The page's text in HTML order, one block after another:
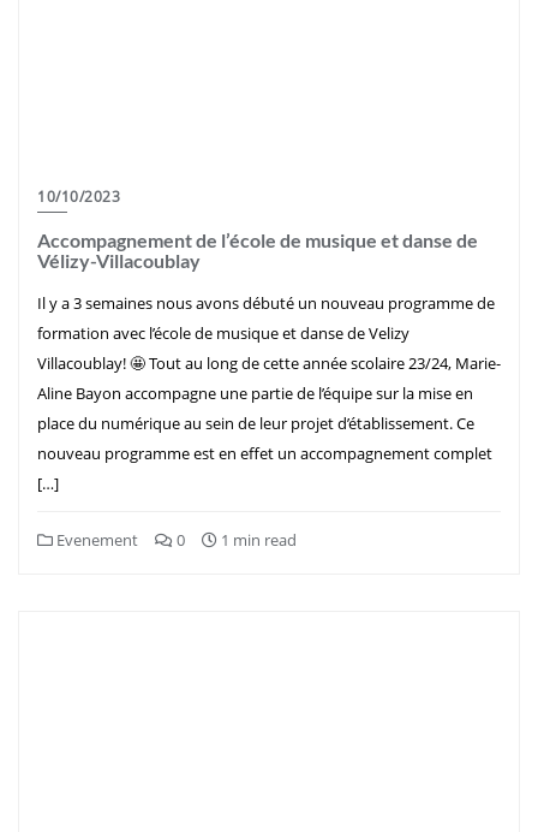
10/10/2023
Accompagnement de l’école de musique et danse de
Vélizy-Villacoublay
Il y a 3 semaines nous avons débuté un nouveau programme de
formation avec l’école de musique et danse de Velizy
Villacoublay! 🤩 Tout au long de cette année scolaire 23/24, Marie-
Aline Bayon accompagne une partie de l’équipe sur la mise en
place du numérique au sein de leur projet d’établissement. Ce
nouveau programme est en effet un accompagnement complet
[…]
Evenement 0 1 min read